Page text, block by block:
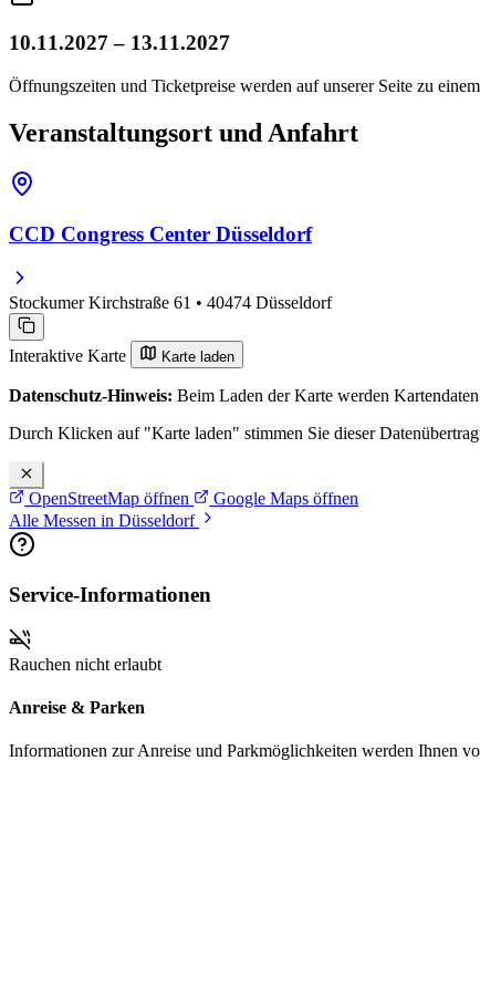
10.11.2027 – 13.11.2027
Öffnungszeiten und Ticketpreise werden auf unserer Seite zu
Veranstaltungsort und Anfahrt
CCD Congress Center Düsseldorf
Stockumer Kirchstraße 61 • 40474 Düsseldorf
Interaktive Karte Karte laden
Datenschutz-Hinweis: Beim Laden der Karte werden
Durch Klicken auf "Karte laden" stimmen Sie dieser
OpenStreetMap öffnen
Google Maps öffnen
Alle Messen in Düsseldorf
Service-Informationen
Rauchen nicht erlaubt
Anreise & Parken
Informationen zur Anreise und Parkmöglichkeiten werden Ihnen